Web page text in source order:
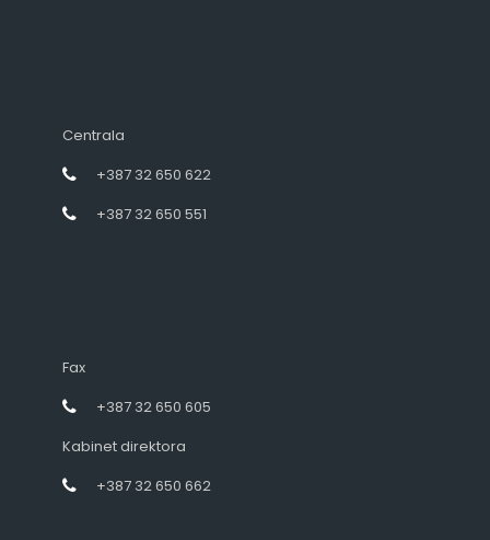
Centrala
+387 32 650 622
+387 32 650 551
Fax
+387 32 650 605
Kabinet direktora
+387 32 650 662